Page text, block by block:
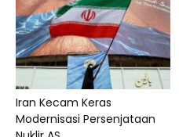
Iran Kecam Keras
Modernisasi Persenjataan